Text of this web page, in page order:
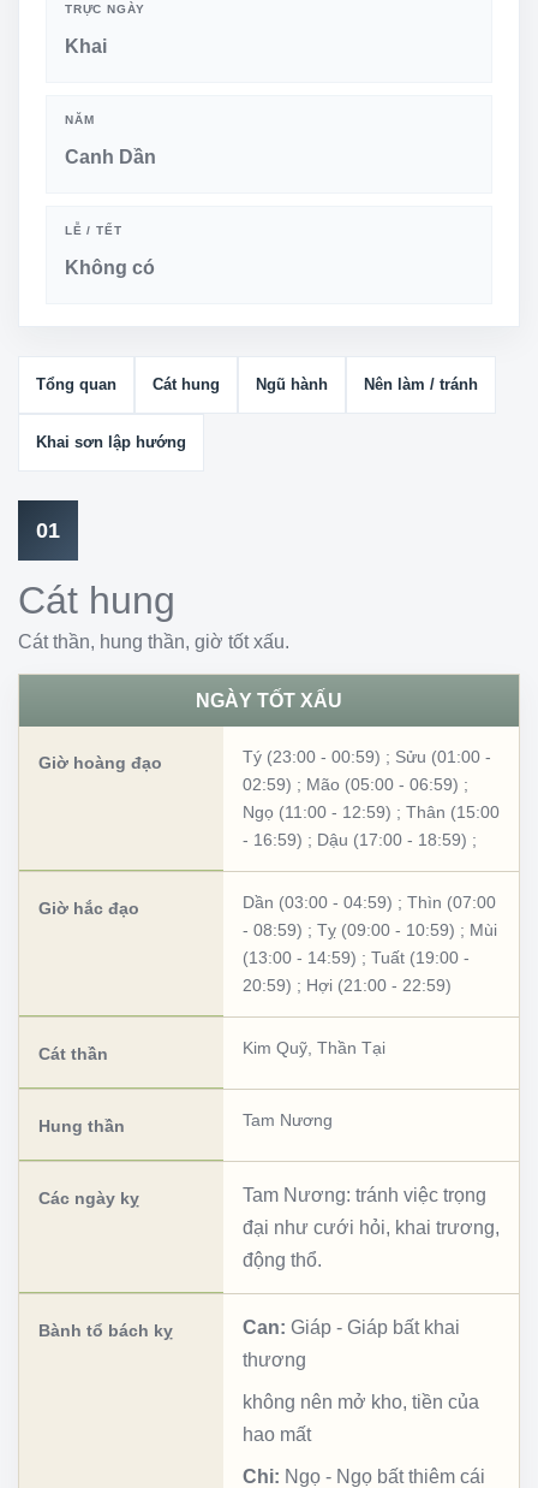
TRỰC NGÀY
Khai
NĂM
Canh Dần
LỄ / TẾT
Không có
Tổng quan Cát hung Ngũ hành Nên làm / tránh
Khai sơn lập hướng
01
Cát hung
Cát thần, hung thần, giờ tốt xấu.
NGÀY TỐT XẤU
Giờ hoàng đạo Tý (23:00 - 00:59) ; Sửu (01:00 -
02:59) ; Mão (05:00 - 06:59) ;
Ngọ (11:00 - 12:59) ; Thân (15:00
- 16:59) ; Dậu (17:00 - 18:59) ;
Giờ hắc đạo Dần (03:00 - 04:59) ; Thìn (07:00
- 08:59) ; Tỵ (09:00 - 10:59) ; Mùi
(13:00 - 14:59) ; Tuất (19:00 -
20:59) ; Hợi (21:00 - 22:59)
Cát thần Kim Quỹ Thần Tại
Hung thần Tam Nương
Các ngày kỵ
Tam Nương: tránh việc trọng
đại như cưới hỏi, khai trương,
động thổ.
Bành tổ bách kỵ Can: Giáp - Giáp bất khai
thương
không nên mở kho, tiền của
hao mất
Chi: Ngọ - Ngọ bất thiêm cái